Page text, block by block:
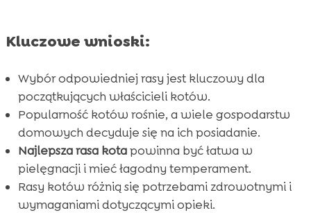
 Znaczenie odpowiedniego żwirku dla kota
 FAQ
Kluczowe wnioski:
Wybór odpowiedniej rasy jest kluczowy dla
początkujących właścicieli kotów.
Popularność kotów rośnie, a wiele gospodarstw
domowych decyduje się na ich posiadanie.
Najlepsza rasa kotapowinna być łatwa w
pielęgnacji i mieć łagodny temperament.
Rasy kotów różnią się potrzebami zdrowotnymi i
wymaganiami dotyczącymi opieki.